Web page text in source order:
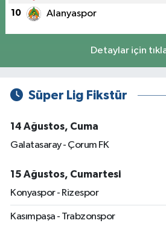
10 Alanyaspor
Detaylar için
Süper Lig Fikstür
14 Ağustos, Cuma
Galatasaray - Çorum FK
15 Ağustos, Cumartesi
Konyaspor - Rizespor
Kasımpaşa - Trabzonspor